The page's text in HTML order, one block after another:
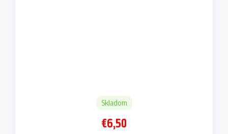
Skladom
€6,50